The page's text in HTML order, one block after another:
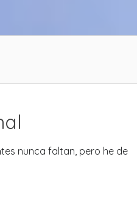
nunca faltan, pero he de